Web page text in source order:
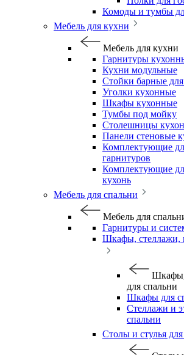
Комоды и тумбы
Мебель для кухни
Мебель для кухни
Гарнитуры
Кухни модульные
Стойки барные
Уголки кухонные
Шкафы кухонные
Тумбы под мойку
Столешницы
Панели стеновые
Комплектующие
гарнитуров
Комплектующие
кухонь
Мебель для спальни
Мебель для
Гарнитуры и
Шкафы, стеллажи,
Шкафы,
для спальни
Шкафы для
Стеллажи и
спальни
Столы и стулья